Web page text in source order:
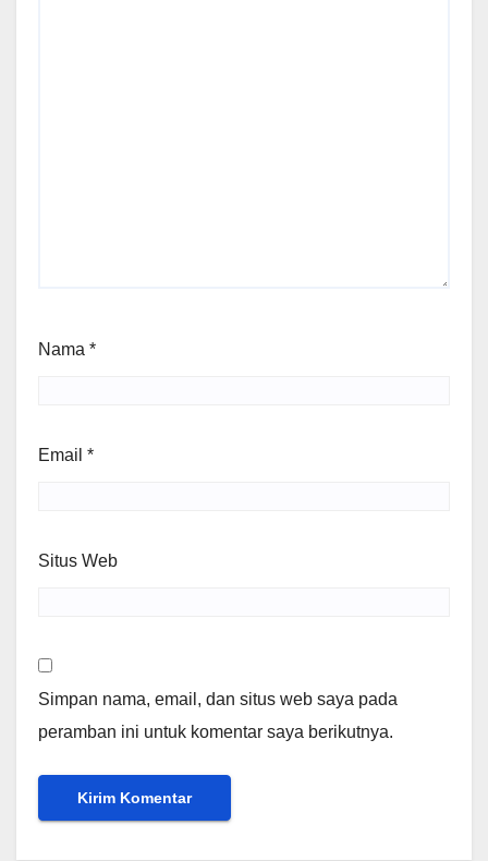
Nama *
Email *
Situs Web
Simpan nama, email, dan situs web saya pada
peramban ini untuk komentar saya berikutnya.